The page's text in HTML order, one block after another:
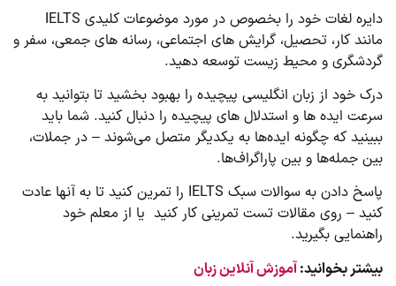
دایره لغات خود را بخصوص در مورد موضوعات کلیدی IELTS
مانند کار، تحصیل، گرایش های اجتماعی، رسانه های جمعی، سفر و
گردشگری و محیط زیست توسعه دهید.
درک خود از زبان انگلیسی پیچیده را بهبود بخشید تا بتوانید به
سرعت ایده ها و استدلال های پیچیده را دنبال کنید. شما باید
ببینید که چگونه ایده‌ها به یکدیگر متصل می‌شوند – در جملات،
بین جمله‌ها و بین پاراگراف‌ها.
پاسخ دادن به سوالات سبک IELTS را تمرین کنید تا به آنها عادت
کنید – روی مقالات تست تمرینی کار کنید یا از معلم خود
راهنمایی بگیرید.
بیشتر بخوانید:آموزش آنلاین زبان